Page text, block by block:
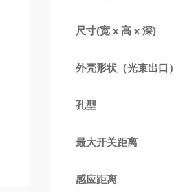
尺寸(宽 x 高 x 深)
外壳形状（光束出口）
孔型
最大开关距离
感应距离